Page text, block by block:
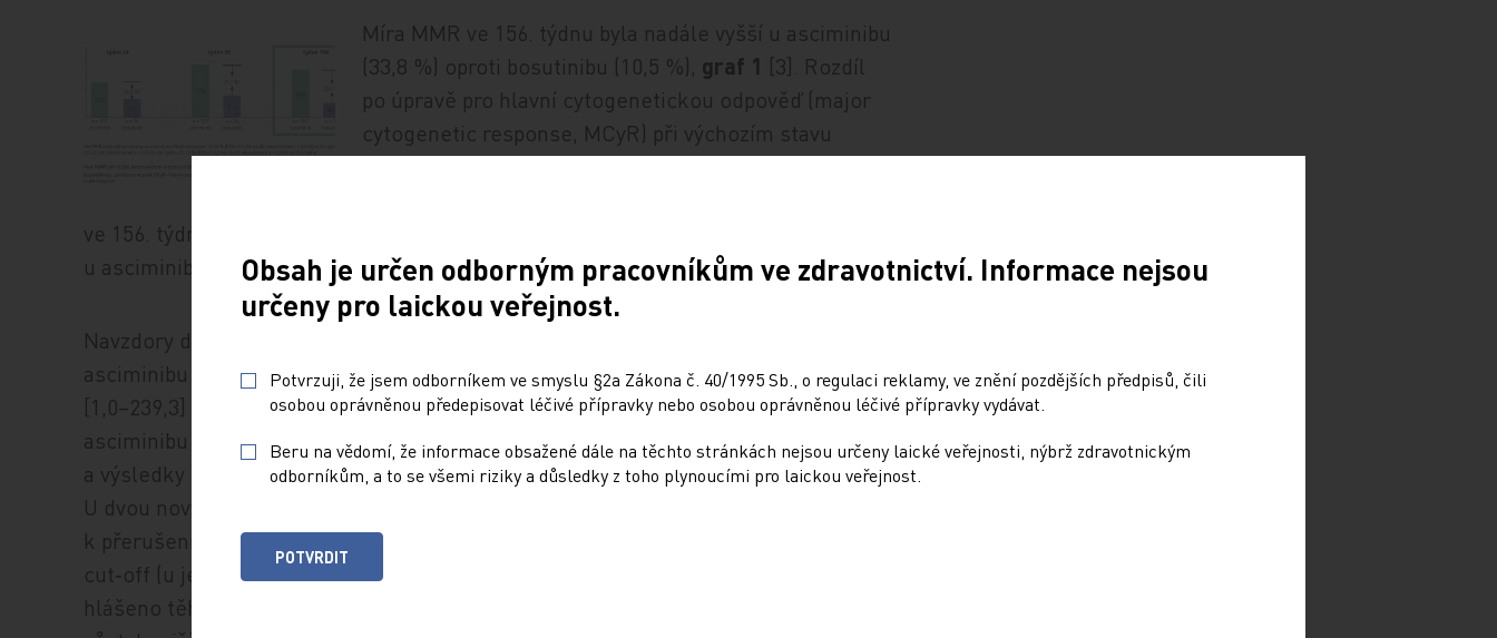
Míra MMR ve 156. týdnu byla nadále vyšší u asciminibu
(33,8 %) oproti bosutinibu (10,5 %), graf 1 [3]. Rozdíl
po úpravě pro hlavní cytogenetickou odpověď (major
cytogenetic response, MCyR) při výchozím stavu
(baseline) byl 23,2 % (95% interval spolehlivosti [CI] 13,1–
ve 156. týdnu u pacientů bez této úrovně odpovědi v baseline byla také nadále vyšší
u asciminibu (43,0 %) v porovnání s bosutinibem (11,1 %).
Navzdory delšímu mediánu trvání (rozsahu) expozice
asciminibu (156,0 [0,1–256,3] týdne) vs. bosutinibu (30,5
[1,0–239,3] týdne) byla bezpečnost/snášenlivost
asciminibu nadále lepší ve srovnání s bosutinibem
a výsledky byly konzistentní s předchozími analýzami.
U dvou nových pacientů se vyskytly AEs, které vedly
k přerušení podávání studijní medikace od 96. týdne
cut‑off (u jedné pacientky léčené asciminibem bylo
hlášeno těhotenství; jeden pacient léčený bosutinibem hlásil průjem), a četnost AEs
Obsah je určen odborným pracovníkům ve zdravotnictví. Informace nejsou
určeny pro laickou veřejnost.
Potvrzuji, že jsem odborníkem ve smyslu §2a Zákona č. 40/1995 Sb., o regulaci reklamy, ve znění pozdějších předpisů, čili
osobou oprávněnou předepisovat léčivé přípravky nebo osobou oprávněnou léčivé přípravky vydávat.
Beru na vědomí, že informace obsažené dále na těchto stránkách nejsou určeny laické veřejnosti, nýbrž zdravotnickým
odborníkům, a to se všemi riziky a důsledky z toho plynoucími pro laickou veřejnost.
POTVRDIT